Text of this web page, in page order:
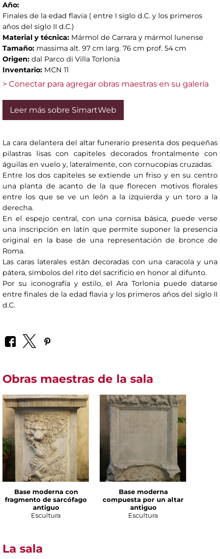
Año:
Finales de la edad flavia ( entre I siglo d.C. y los primeros
años del siglo II d.C.)
Material y técnica: Mármol de Carrara y mármol lunense
Tamaño: massima alt. 97 cm larg. 76 cm prof. 54 cm
Origen: dal Parco di Villa Torlonia
Inventario: MCN 11
> Conectar para agregar obras maestras en su galería
Leer más sobre SimartWeb
La cara delantera del altar funerario presenta dos pequeñas
pilastras lisas con capiteles decorados frontalmente con
águilas en vuelo y, lateralmente, con cornucopias cruzadas.
Entre los dos capiteles se extiende un friso y en su centro
una planta de acanto de la que florecen motivos florales
entre los que se ve un león a la izquierda y un toro a la
derecha.
En el espejo central, con una cornisa básica, puede verse
una inscripción en latín que permite suponer la presencia
original en la base de una representación de bronce de
Roma.
Las caras laterales están decoradas con una caracola y una
pátera, símbolos del rito del sacrificio en honor al difunto.
Por su iconografía y estilo, el Ara Torlonia puede datarse
entre finales de la edad flavia y los primeros años del siglo II
d.C.
Obras maestras de la sala
Base moderna con
fragmento de sarcófago
antiguo
Escultura
Base moderna
compuesta por un altar
antiguo
Escultura
La sala